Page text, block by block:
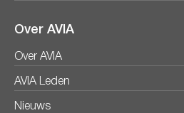
Over AVIA
Over AVIA
AVIA Leden
Nieuws